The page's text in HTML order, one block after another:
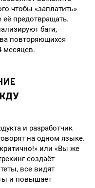
чтобы «заплатить»
предотвращать.
баги,
повторяющихся
месяцев.
и разработчик
на одном языке.
или «Вы же
создаёт
все видят
и повышает